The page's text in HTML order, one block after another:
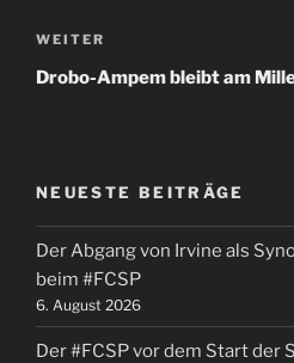
Nächster
Beitrag
WEITER
Drobo-Ampem bleibt am
NEUESTE BEITRÄGE
Der Abgang von Irvine als
beim #FCSP
6. August 2026
Der #FCSP vor dem Start der